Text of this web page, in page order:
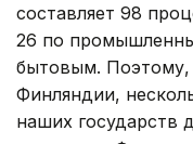
составляет 98
26 по
бытовым. Поэтому,
Финляндии,
наших государств